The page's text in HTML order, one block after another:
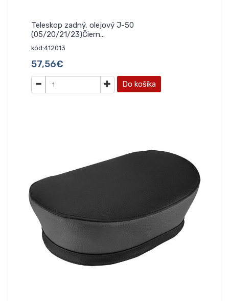
Teleskop zadný, olejový J-50
(05/20/21/23)Čiern...
kód:412013
57,56€
Do košíka